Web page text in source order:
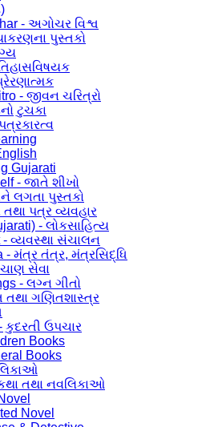
- અગોચર વિશ્વ
પુસ્તકો
- જીવન ચરિત્રો
ટુચકા
Gujarati
- જાતે શીખો
લગતા પુસ્તકો
તથા પત્ર વ્યવહાર
- લોકસાહિત્ય
- વ્યવસ્થા સંચાલન
- મંત્ર તંત્ર, મંત્રસિદ્ધિ
સેવા
- લગ્ન ગીતો
તથા ગણિતશાસ્ત્ર
કુદરતી ઉપચાર
Books
Books
તથા નવલિકાઓ
Novel